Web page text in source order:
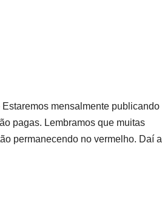
mensalmente publicando
pagas. Lembramos que muitas
permanecendo no vermelho. Daí a